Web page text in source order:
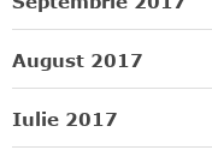
August 2017
Iulie 2017